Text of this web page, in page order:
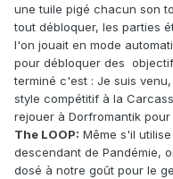
une tuile pigé chacun son
tout débloquer, les parties
l'on jouait en mode
pour débloquer des
terminé c'est : Je suis
style compétitif à la
rejouer à Dorfromantik
The LOOP: Même s'il
descendant de Pandémie,
dosé à notre goût pour le